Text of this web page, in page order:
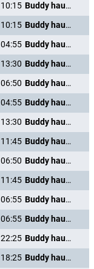
10:15
Buddy haut den Lukas
10:15
Buddy haut den Lukas
04:55
Buddy haut den Lukas
13:30
Buddy haut den Lukas
06:50
Buddy haut den Lukas
04:55
Buddy haut den Lukas
13:30
Buddy haut den Lukas
11:45
Buddy haut den Lukas
06:50
Buddy haut den Lukas
11:45
Buddy haut den Lukas
06:55
Buddy haut den Lukas
06:55
Buddy haut den Lukas
22:25
Buddy haut den Lukas
18:25
Buddy haut den Lukas